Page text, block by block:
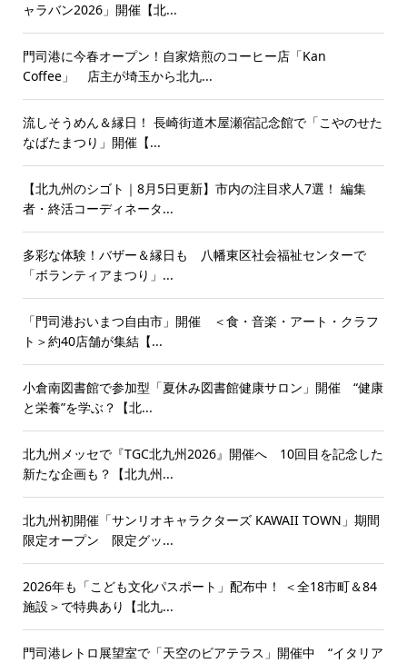
ャラバン2026」開催【北...
門司港に今春オープン！自家焙煎のコーヒー店「Kan
Coffee」 店主が埼玉から北九...
流しそうめん＆縁日！ 長崎街道木屋瀬宿記念館で「こやのせた
なばたまつり」開催【...
【北九州のシゴト｜8月5日更新】市内の注目求人7選！ 編集
者・終活コーディネータ...
多彩な体験！バザー＆縁日も 八幡東区社会福祉センターで
「ボランティアまつり」...
「門司港おいまつ自由市」開催 ＜食・音楽・アート・クラフ
ト＞約40店舗が集結【...
小倉南図書館で参加型「夏休み図書館健康サロン」開催 “健康
と栄養”を学ぶ？【北...
北九州メッセで『TGC北九州2026』開催へ 10回目を記念した
新たな企画も？【北九州...
北九州初開催「サンリオキャラクターズ KAWAII TOWN」期間
限定オープン 限定グッ...
2026年も「こども文化パスポート」配布中！ ＜全18市町＆84
施設＞で特典あり【北九...
門司港レトロ展望室で「天空のビアテラス」開催中 “イタリア